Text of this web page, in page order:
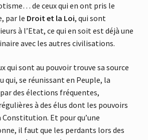
de ceux qui en ont pris le
par le Droit et la Loi, qui sont
à l’Etat, ce qui en soit est déjà une
avec les autres civilisations.
qui sont au pouvoir trouve sa source
qui, se réunissant en Peuple, la
des élections fréquentes,
à des élus dont les pouvoirs
Et pour qu’une
il faut que les perdants lors des